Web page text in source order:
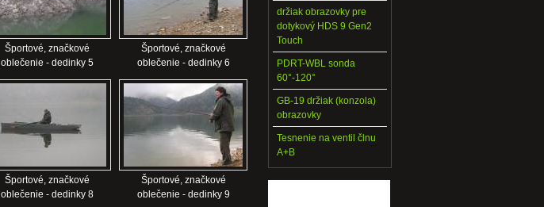
Športové, značkové
oblečenie - dedinky 5
Športové, značkové
oblečenie - dedinky 6
Športové, značkové
oblečenie - dedinky 8
Športové, značkové
oblečenie - dedinky 9
držiak obrazovky pre
dotykový HDS 9 Gen2
Touch
PDRT-WBL sonda
60°-120°
GB-19 držiak (konzola)
obrazovky
Tesnenie na ventil člnu
A+B